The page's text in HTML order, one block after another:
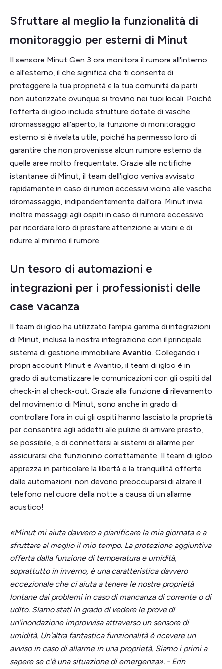
Sfruttare al meglio la funzionalità di
monitoraggio per esterni di Minut
Il sensore Minut Gen 3 ora monitora il rumore all'interno
e all'esterno, il che significa che ti consente di
proteggere la tua proprietà e la tua comunità da parti
non autorizzate ovunque si trovino nei tuoi locali. Poiché
l'offerta di igloo include strutture dotate di vasche
idromassaggio all'aperto, la funzione di monitoraggio
esterno si è rivelata utile, poiché ha permesso loro di
garantire che non provenisse alcun rumore esterno da
quelle aree molto frequentate. Grazie alle notifiche
istantanee di Minut, il team dell'igloo veniva avvisato
rapidamente in caso di rumori eccessivi vicino alle vasche
idromassaggio, indipendentemente dall'ora. Minut invia
inoltre messaggi agli ospiti in caso di rumore eccessivo
per ricordare loro di prestare attenzione ai vicini e di
ridurre al minimo il rumore.
Un tesoro di automazioni e
integrazioni per i professionisti delle
case vacanza
Il team di igloo ha utilizzato l'ampia gamma di integrazioni
di Minut, inclusa la nostra integrazione con il principale
sistema di gestione immobiliare Avantio. Collegando i
propri account Minut e Avantio, il team di igloo è in
grado di automatizzare le comunicazioni con gli ospiti dal
check-in al check-out. Grazie alla funzione di rilevamento
del movimento di Minut, sono anche in grado di
controllare l'ora in cui gli ospiti hanno lasciato la proprietà
per consentire agli addetti alle pulizie di arrivare presto,
se possibile, e di connettersi ai sistemi di allarme per
assicurarsi che funzionino correttamente. Il team di igloo
apprezza in particolare la libertà e la tranquillità offerte
dalle automazioni: non devono preoccuparsi di alzare il
telefono nel cuore della notte a causa di un allarme
acustico!
«Minut mi aiuta davvero a pianificare la mia giornata e a
sfruttare al meglio il mio tempo. La protezione aggiuntiva
offerta dalla funzione di temperatura e umidità,
soprattutto in inverno, è una caratteristica davvero
eccezionale che ci aiuta a tenere le nostre proprietà
lontane dai problemi in caso di mancanza di corrente o di
udito. Siamo stati in grado di vedere le prove di
un'inondazione improvvisa attraverso un sensore di
umidità. Un'altra fantastica funzionalità è ricevere un
avviso in caso di allarme in una proprietà. Siamo i primi a
sapere se c'è una situazione di emergenza». - Erin